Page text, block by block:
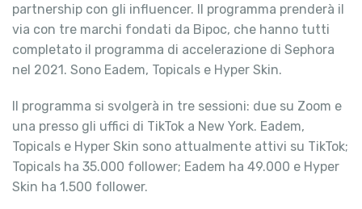
partnership con gli influencer. Il programma prenderà il
via con tre marchi fondati da Bipoc, che hanno tutti
completato il programma di accelerazione di Sephora
nel 2021. Sono Eadem, Topicals e Hyper Skin.
Il programma si svolgerà in tre sessioni: due su Zoom e
una presso gli uffici di TikTok a New York. Eadem,
Topicals e Hyper Skin sono attualmente attivi su TikTok;
Topicals ha 35.000 follower; Eadem ha 49.000 e Hyper
Skin ha 1.500 follower.